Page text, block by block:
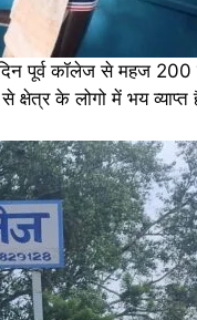
पूर्व कॉलेज से महज 200
क्षेत्र के लोगो में भय व्याप्त